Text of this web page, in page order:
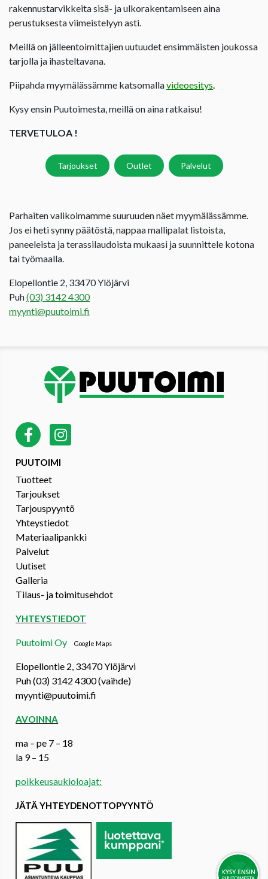
rakennustarvikkeita sisä- ja ulkorakentamiseen aina
perustuksesta viimeistelyyn asti.
Meillä on jälleentoimittajien uutuudet ensimmäisten joukossa
tarjolla ja ihasteltavana.
Piipahda myymälässämme katsomallavideoesitys
Kysy ensin Puutoimesta, meillä on aina ratkaisu!
TERVETULOA !
Tarjoukset Outlet Palvelut
Parhaiten valikoimamme suuruuden näet myymälässämme.
Jos ei heti synny päätöstä, nappaa mallipalat listoista,
paneeleista ja terassilaudoista mukaasi ja suunnittele kotona
tai työmaalla.
Elopellontie 2, 33470 Ylöjärvi
Puh(03) 3142 4300
myynti@puutoimi.fi
PUUTOIMI
Tuotteet
Tarjoukset
Tarjouspyyntö
Yhteystiedot
Materiaalipankki
Palvelut
Uutiset
Galleria
Tilaus- ja toimitusehdot
YHTEYSTIEDOT
Puutoimi OyGoogle Maps
Elopellontie 2, 33470 Ylöjärvi
Puh (03) 3142 4300 (vaihde)
myynti@puutoimi.fi
AVOINNA
ma – pe 7 – 18
la 9 – 15
poikkeusaukioloajat:
JÄTÄ YHTEYDENOTTOPYYNTÖ